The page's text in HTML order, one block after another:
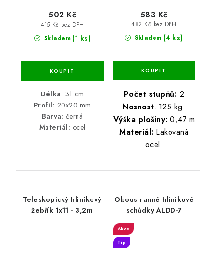
Skladem (1 ks)
415 Kč bez DPH
502 Kč
Délka: 31 cm
Profil: 20x20 mm
Barva: černá
Materiál: ocel
Skladem (4 ks)
482 Kč bez DPH
583 Kč
Počet stupňů: 2
Nosnost: 125 kg
Výška plošiny: 0,47 m
Materiál: Lakovaná
ocel
Teleskopický hliníkový
žebřík 1x11 - 3,2m
Oboustranné hlinikové
schůdky ALDD-7
Akce
Tip